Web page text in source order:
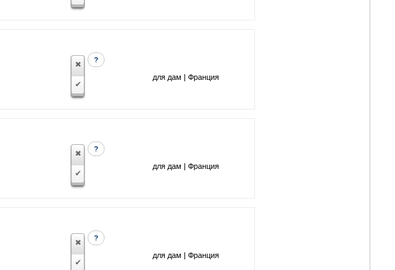
?
для дам | Франция
?
для дам | Франция
?
для дам | Франция